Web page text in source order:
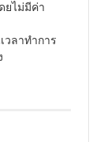
ยไม่มีค่า
วลาทำการ